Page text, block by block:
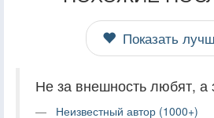
Показать
Не за внешность любят, а
Неизвестный автор (1000+)